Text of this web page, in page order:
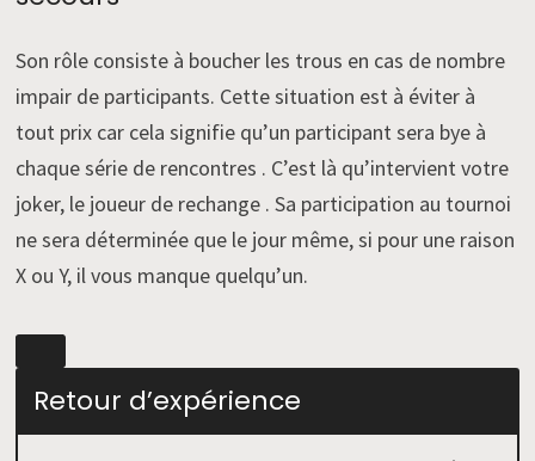
Son rôle consiste à boucher les trous en cas de nombre
impair de participants. Cette situation est à éviter à
tout prix car cela signifie qu’un participant sera bye à
chaque série de rencontres . C’est là qu’intervient votre
joker, le joueur de rechange . Sa participation au tournoi
ne sera déterminée que le jour même, si pour une raison
X ou Y, il vous manque quelqu’un.
Retour d’expérience